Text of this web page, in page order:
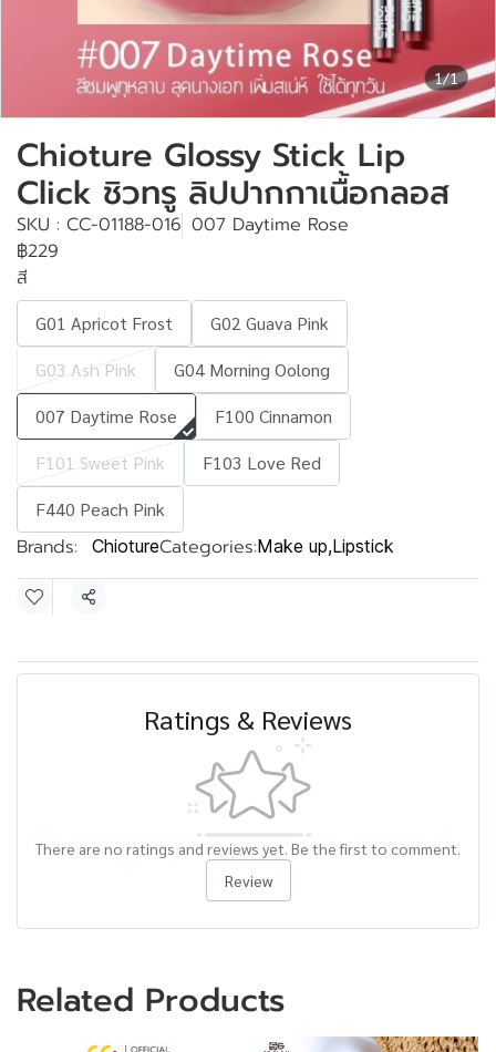
1/1
Chioture Glossy Stick Lip
Click ชิวทรู ลิปปากกาเนื้อกลอส
SKU : CC-01188-016 007 Daytime Rose
฿229
สี
G01 Apricot Frost
G02 Guava Pink
G03 Ash Pink
G04 Morning Oolong
007 Daytime Rose
F100 Cinnamon
F101 Sweet Pink
F103 Love Red
F440 Peach Pink
Brands: ChiotureCategories:Make up,Lipstick
Share
Ratings & Reviews
There are no ratings and reviews yet. Be the first to comment.
Review
Related Products